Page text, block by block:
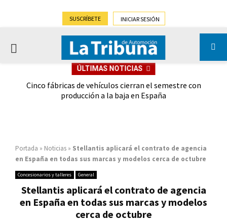
SUSCRÍBETE INICIAR SESIÓN
PRIMARY
ÚLTIMAS NOTICIAS
Cinco fábricas de vehículos cierran el semestre con
producción a la baja en España
Portada » Noticias » Stellantis aplicará el contrato de agencia
en España en todas sus marcas y modelos cerca de octubre
Concesionarios y talleres General
Stellantis aplicará el contrato de agencia
en España en todas sus marcas y modelos
cerca de octubre